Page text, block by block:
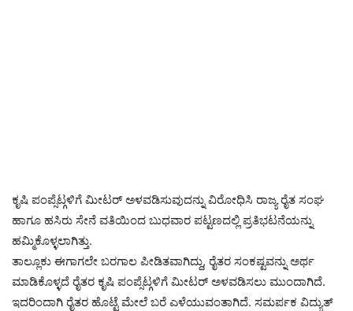
ಕೃಷಿ ಪಂಪ್ಸೆಟ್ಗಳಿಗೆ ಮೀಟರ್ ಅಳವಡಿಸುವುದನ್ನು ವಿರೋಧಿಸಿ ರಾಜ್ಯ ರೈತ ಸಂಘ
ಹಾಗೂ ಹಸಿರು ಸೇನೆ ವತಿಯಿಂದ ಬುಧವಾರ ಪಟ್ಟಣದಲ್ಲಿ ಪ್ರತಿಭಟನೆಯನ್ನು
ಹಮ್ಮಿಕೊಳ್ಳಲಾಗಿತ್ತು.
ತಾಲ್ಲೂಕು ಈಗಾಗಲೇ ಬರಗಾಲ ಪೀಡಿತವಾಗಿದ್ದು, ರೈತರ ಸಂಕಷ್ಟವನ್ನು ಅರ್ಥ
ಮಾಡಿಕೊಳ್ಳದೆ ರೈತರ ಕೃಷಿ ಪಂಪ್ಸೆಟ್ಗಳಿಗೆ ಮೀಟರ್ ಅಳವಡಿಸಲು ಮುಂದಾಗಿದೆ.
ಇದರಿಂದಾಗಿ ರೈತರ ಹೊಟ್ಟೆ ಮೇಲೆ ಬರೆ ಎಳೆಯುವಂತಾಗಿದೆ. ಸಮರ್ಪಕ ವಿದ್ಯುತ್